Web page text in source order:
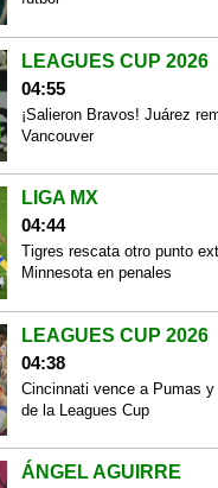
LEAGUES CUP 2026
04:55
¡Salieron Bravos! Juárez
Vancouver
LIGA MX
04:44
Tigres rescata otro punto
Minnesota en penales
LEAGUES CUP 2026
04:38
Cincinnati vence a Pumas
de la Leagues Cup
ÁNGEL AGUIRRE